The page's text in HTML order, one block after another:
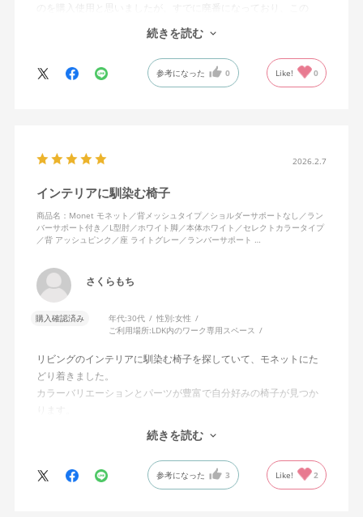
のを購入使用と思いましたが、すでに廃番になっており、この
MonEtを購入しました。やや固めの椅子ですが、使っているうち
になじんでくるのではと思っています。フローリング床で使って
いますが、ややキャスターがよく動きすぎるのが難点でしょう
か。
続きを読む
参考になった 0 Like! 0
2026.2.7
インテリアに馴染む椅子
商品名：Monet モネット／背メッシュタイプ／ショルダーサポートなし／ラン
バーサポート付き／L型肘／ホワイト脚／本体ホワイト／セレクトカラータイプ
／背 アッシュピンク／座 ライトグレー／ランバーサポート …
さくらもち
購入確認済み 年代:30代 性別:女性
ご利用場所:LDK内のワーク専用スペース
リビングのインテリアに馴染む椅子を探していて、モネットにた
どり着きました。
カラーバリエーションとパーツが豊富で自分好みの椅子が見つか
オフィスチェアにしては比較的コンパクトで家に置くのに最適で
した、座り心地も良く大変気に入っています。
今回どうしても欲しい色の組み合わせがあったので固定肘の物を
購入しましたが、欲を言えば稼働肘バージョンもバイカラーなど
続きを読む
参考になった 3 Like! 2